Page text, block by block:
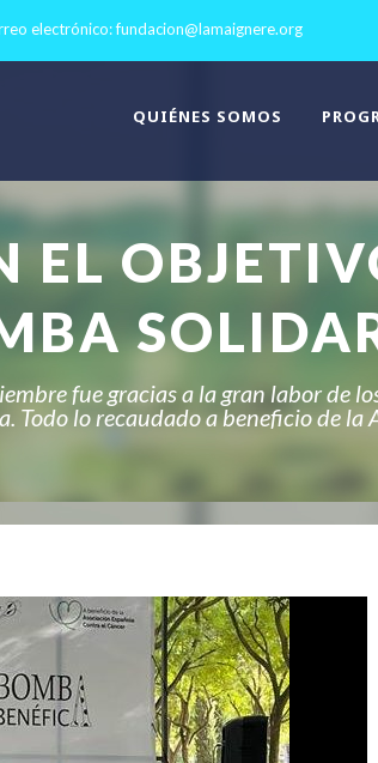
electrónico:fundacion@lamaignere.org
QUIÉNES SOMOS
EL
fue gracias a la gran labor de
lo recaudado a beneficio de la